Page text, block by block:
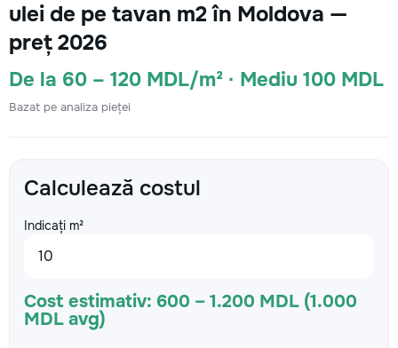
ulei de pe tavan m2 în Moldova —
preț 2026
De la 60 – 120 MDL/m² · Mediu 100 MDL
Bazat pe analiza pieței
Calculează costul
Indicați m²
Cost estimativ: 600 – 1.200 MDL (1.000
MDL avg)